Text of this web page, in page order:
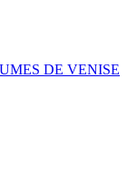
DE VENISE